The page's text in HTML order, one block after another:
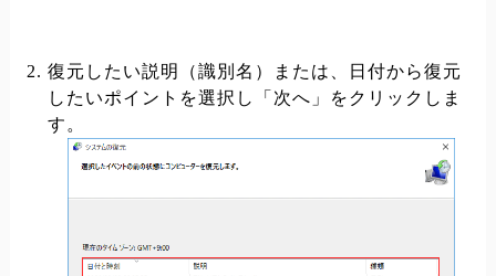
復元したい説明（識別名）または、日付から復元
したいポイントを選択し「次へ」をクリックしま
す。